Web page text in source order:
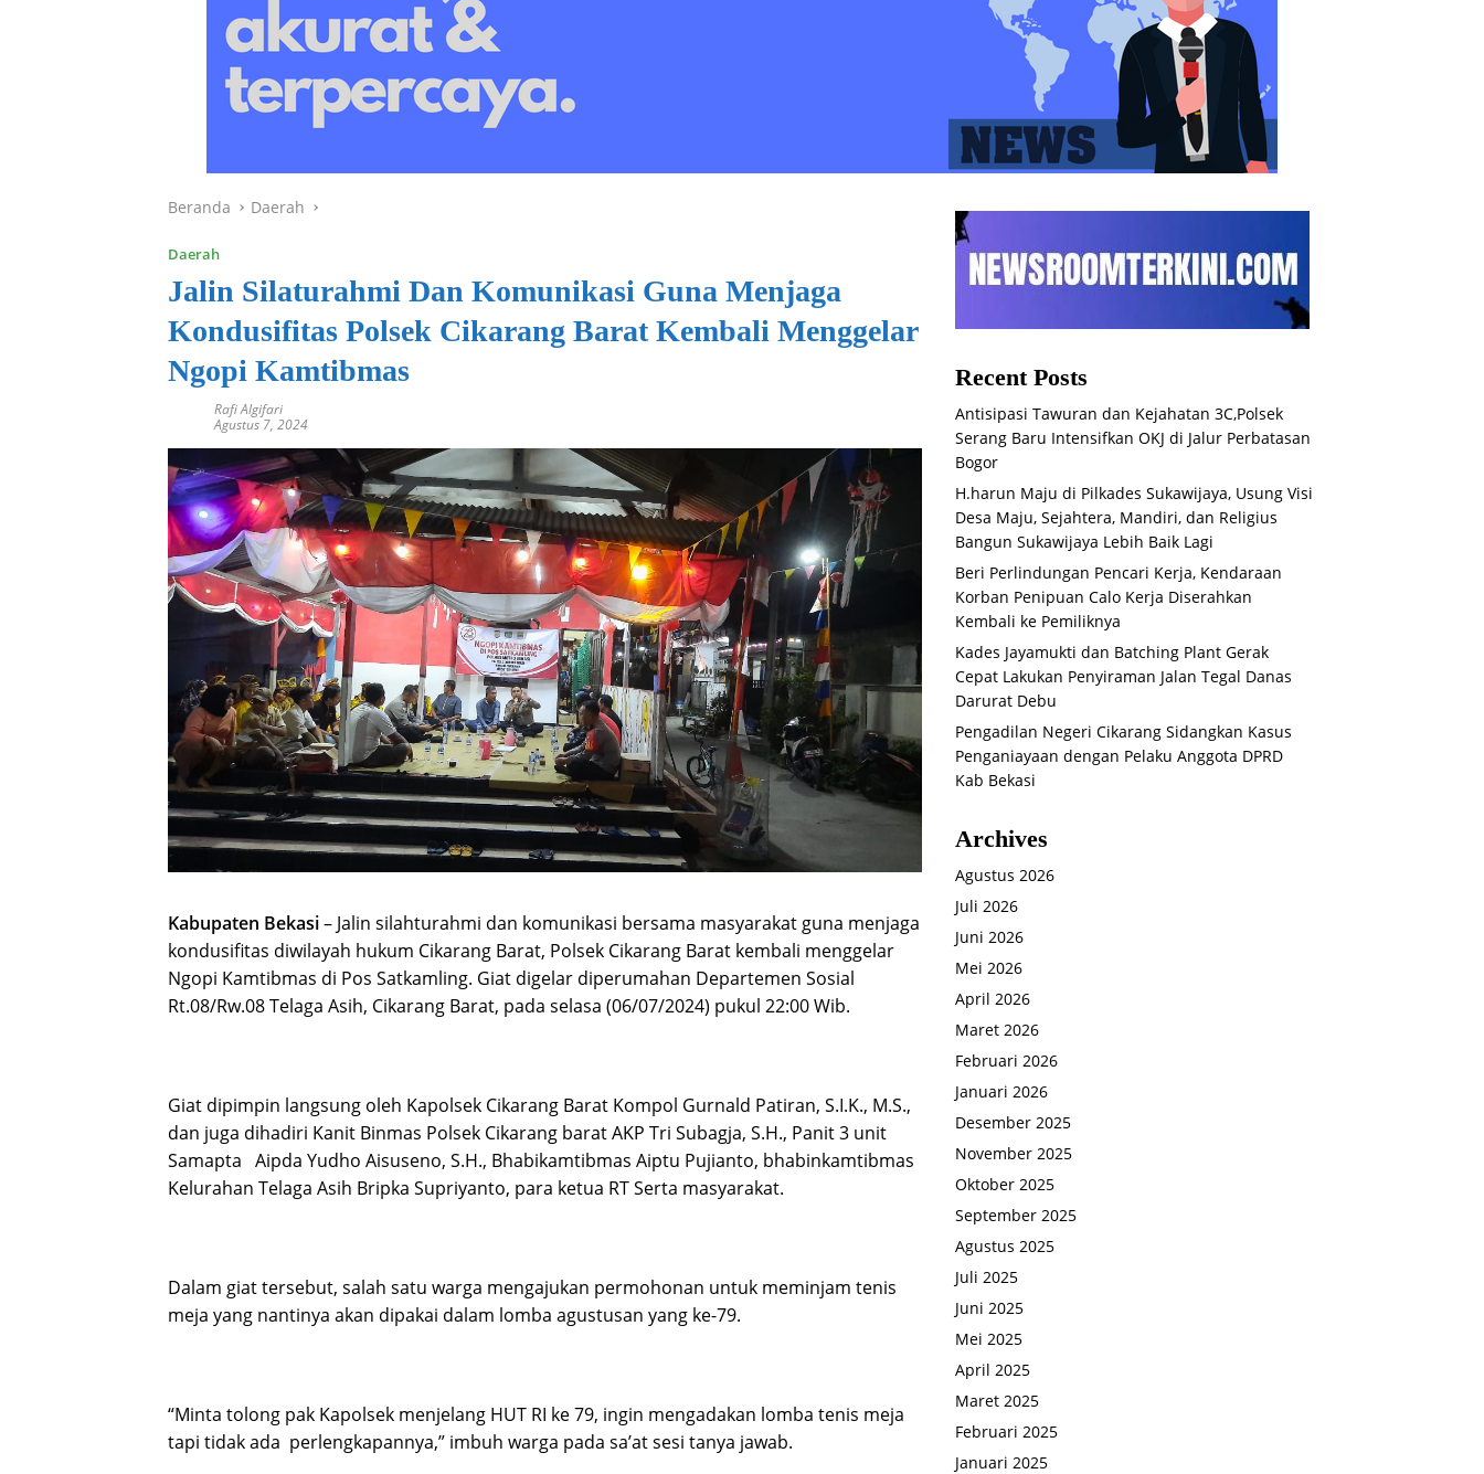
Beranda Daerah
Daerah
Jalin Silaturahmi Dan Komunikasi Guna Menjaga
Kondusifitas Polsek Cikarang Barat Kembali Menggelar
Ngopi Kamtibmas
Rafi Algifari
Agustus 7, 2024
Kabupaten Bekasi– Jalin silahturahmi dan komunikasi bersama masyarakat guna menjaga
kondusifitas diwilayah hukum Cikarang Barat, Polsek Cikarang Barat kembali menggelar
Ngopi Kamtibmas di Pos Satkamling. Giat digelar diperumahan Departemen Sosial
Rt.08/Rw.08 Telaga Asih, Cikarang Barat, pada selasa (06/07/2024) pukul 22:00 Wib.
Giat dipimpin langsung oleh Kapolsek Cikarang Barat Kompol Gurnald Patiran, S.I.K., M.S.,
dan juga dihadiri Kanit Binmas Polsek Cikarang barat AKP Tri Subagja, S.H., Panit 3 unit
Samapta Aipda Yudho Aisuseno, S.H., Bhabikamtibmas Aiptu Pujianto, bhabinkamtibmas
Kelurahan Telaga Asih Bripka Supriyanto, para ketua RT Serta masyarakat.
Dalam giat tersebut, salah satu warga mengajukan permohonan untuk meminjam tenis
meja yang nantinya akan dipakai dalam lomba agustusan yang ke-79.
“Minta tolong pak Kapolsek menjelang HUT RI ke 79, ingin mengadakan lomba tenis meja
tapi tidak ada perlengkapannya,” imbuh warga pada sa’at sesi tanya jawab.
Recent Posts
Antisipasi Tawuran dan Kejahatan 3C,Polsek
Serang Baru Intensifkan OKJ di Jalur Perbatasan
Bogor
H.harun Maju di Pilkades Sukawijaya, Usung Visi
Desa Maju, Sejahtera, Mandiri, dan Religius
Bangun Sukawijaya Lebih Baik Lagi
Beri Perlindungan Pencari Kerja, Kendaraan
Korban Penipuan Calo Kerja Diserahkan
Kembali ke Pemiliknya
Kades Jayamukti dan Batching Plant Gerak
Cepat Lakukan Penyiraman Jalan Tegal Danas
Darurat Debu
Pengadilan Negeri Cikarang Sidangkan Kasus
Penganiayaan dengan Pelaku Anggota DPRD
Kab Bekasi
Archives
Agustus 2026
Juli 2026
Juni 2026
Mei 2026
April 2026
Maret 2026
Februari 2026
Januari 2026
Desember 2025
November 2025
Oktober 2025
September 2025
Agustus 2025
Juli 2025
Juni 2025
Mei 2025
April 2025
Maret 2025
Februari 2025
Januari 2025